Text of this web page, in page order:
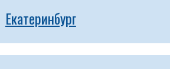
Екатеринбург